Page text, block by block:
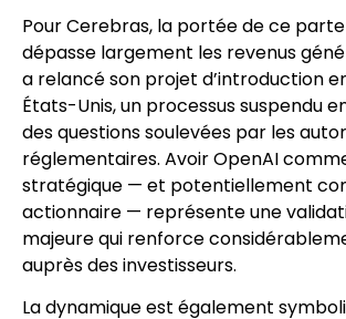
Pour Cerebras, la portée de ce
dépasse largement les revenus
a relancé son projet d’introduction
États-Unis, un processus suspendu
des questions soulevées par les
réglementaires. Avoir OpenAI
stratégique — et potentiellement
actionnaire — représente une
majeure qui renforce
auprès des investisseurs.
La dynamique est également